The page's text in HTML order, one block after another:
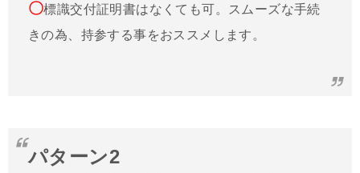
〇標識交付証明書はなくても可。スムーズな手続
きの為、持参する事をおススメします。
パターン2